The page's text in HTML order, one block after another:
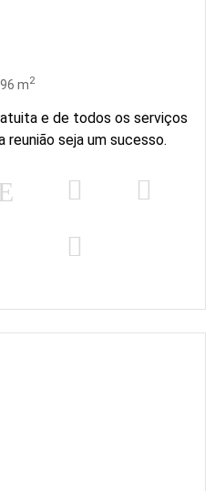
96 m2
e de todos os serviços
reunião seja um sucesso.